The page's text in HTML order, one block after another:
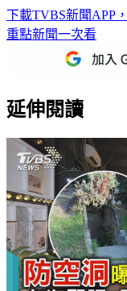
下載TVBS新聞APP
重點新聞一次看
延伸閱讀